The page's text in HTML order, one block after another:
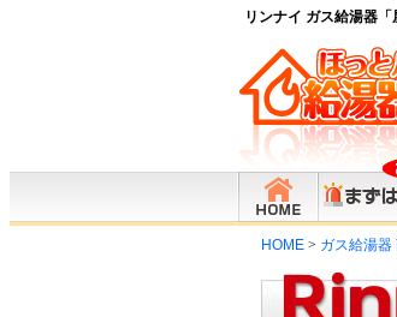
リンナイ ガス給湯器
HOME > ガス給湯器